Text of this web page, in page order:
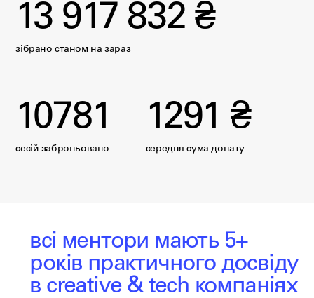
13 917 832 ₴
зібрано станом на зараз
10781
сесій заброньовано
1291 ₴
середня сума донату
всі ментори мають 5+
років практичного досвіду
в creative & tech компаніях